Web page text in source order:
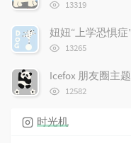
c
l
s
次
数:
13319
妞妞“上学恐惧症
浏
次
数:
13265
Icefox 朋友圈主题
浏
数:
12582
时光机